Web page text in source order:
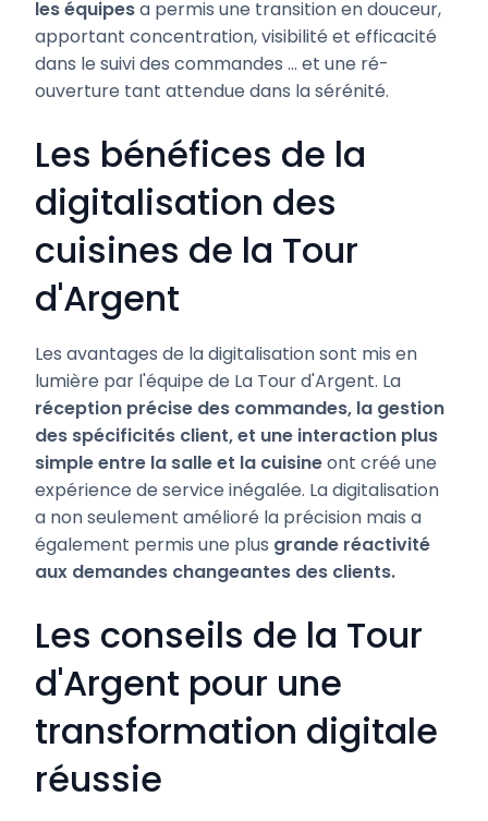
les équipesa permis une transition en douceur,
apportant concentration, visibilité et efficacité
dans le suivi des commandes ... et une ré-
ouverture tant attendue dans la sérénité.
Les bénéfices de la
digitalisation des
cuisines de la Tour
d'Argent
Les avantages de la digitalisation sont mis en
lumière par l'équipe de La Tour d'Argent. La
réception précise des commandes, la gestion
des spécificités client, et une interaction plus
simple entre la salle et la cuisineont créé une
expérience de service inégalée. La digitalisation
a non seulement amélioré la précision mais a
également permis une plus grande réactivité
aux demandes changeantes des clients.
Les conseils de la Tour
d'Argent pour une
transformation digitale
réussie